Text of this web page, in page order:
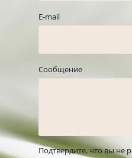
E-mail
Сообщение
Подтвердите, что вы не